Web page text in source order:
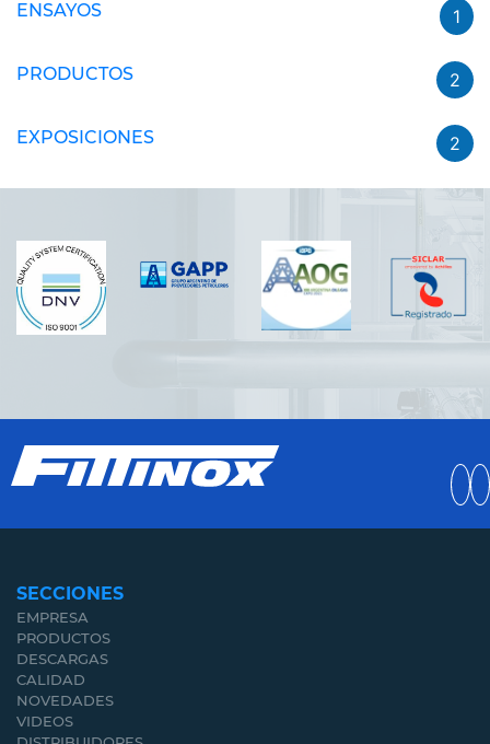
ENSAYOS 1
PRODUCTOS 2
EXPOSICIONES 2
SECCIONES
EMPRESA
PRODUCTOS
DESCARGAS
CALIDAD
NOVEDADES
VIDEOS